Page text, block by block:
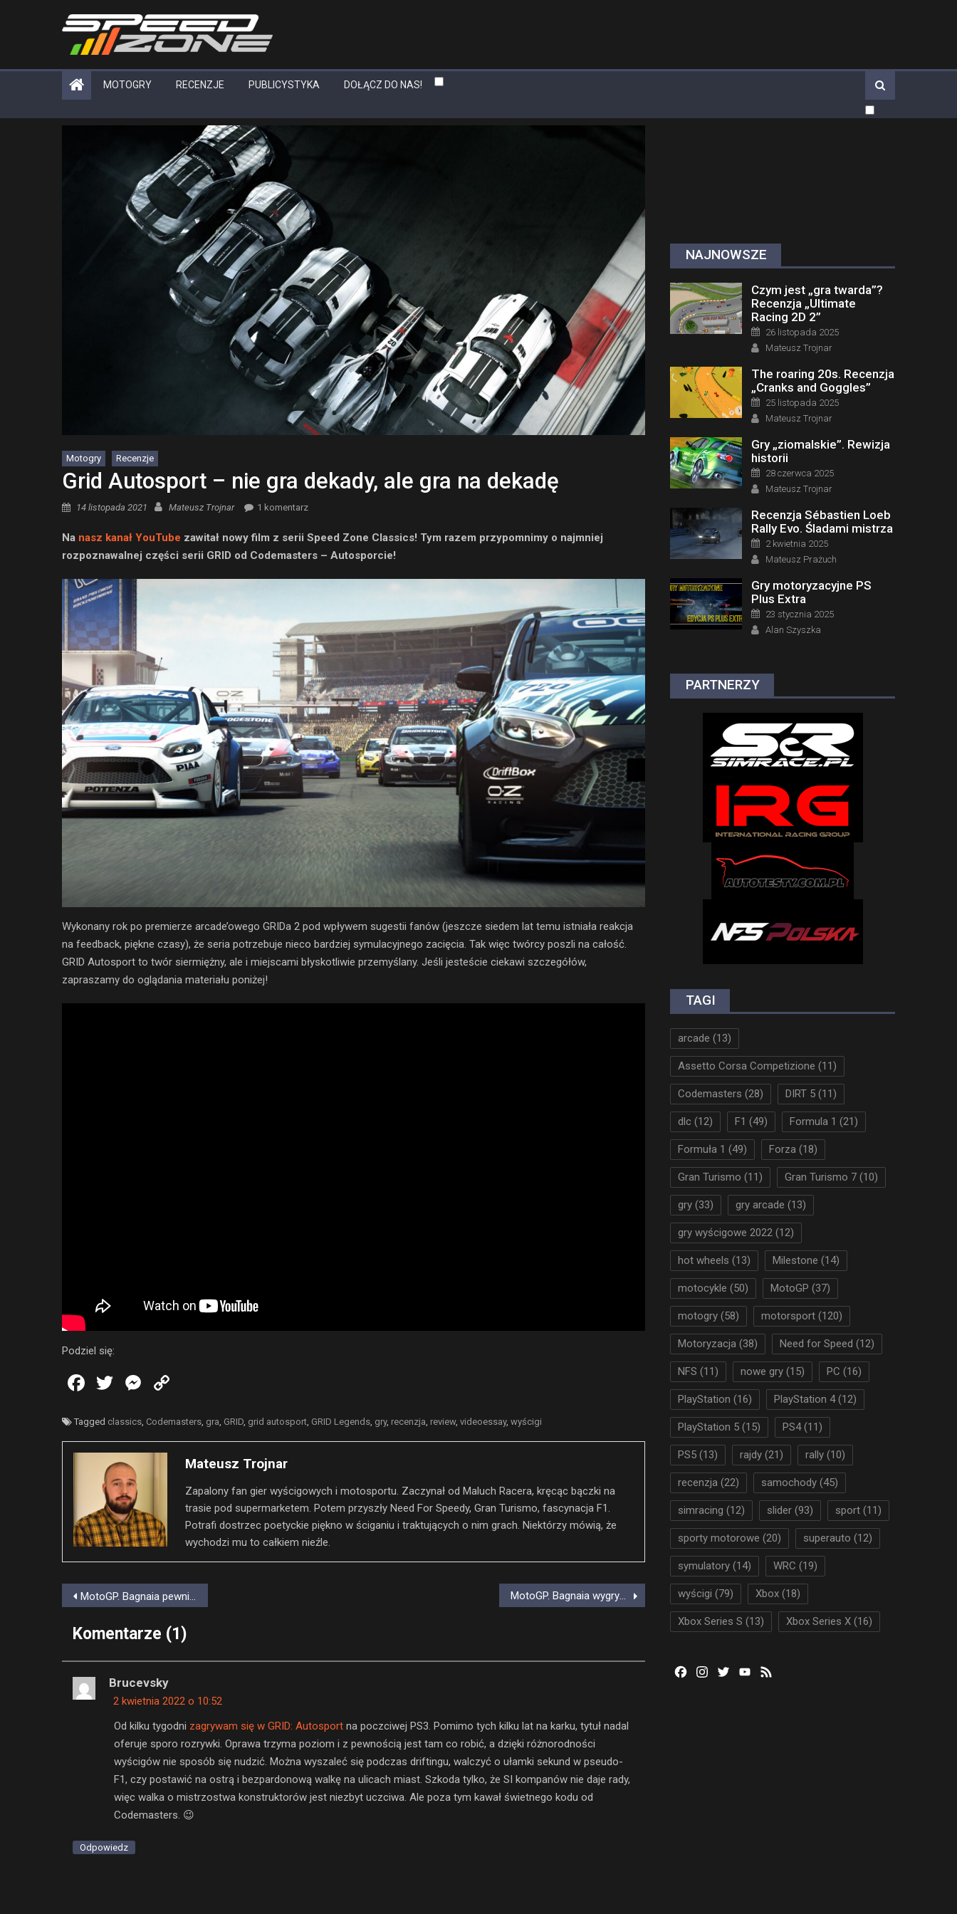
MOTOGRY RECENZJE PUBLICYSTYKA DOŁĄCZ DO NAS!
Motogry Recenzje
Grid Autosport – nie gra dekady, ale gra na dekadę
Posted on
14 listopada 2021 Author
Mateusz Trojnar 1 komentarz
Na nasz kanał YouTube zawitał nowy film z serii Speed Zone Classics! Tym razem przypomnimy o najmniej
rozpoznawalnej części serii GRID od Codemasters – Autosporcie!
Wykonany rok po premierze arcade’owego GRIDa 2 pod wpływem sugestii fanów (jeszcze siedem lat temu istniała reakcja
na feedback, piękne czasy), że seria potrzebuje nieco bardziej symulacyjnego zacięcia. Tak więc twórcy poszli na całość.
GRID Autosport to twór siermiężny, ale i miejscami błyskotliwie przemyślany. Jeśli jesteście ciekawi szczegółów,
zapraszamy do oglądania materiału poniżej!
Podziel się:
Tagged classics, Codemasters, gra, GRID, grid autosport, GRID Legends, gry, recenzja, review, videoessay, wyścigi
Mateusz Trojnar
Zapalony fan gier wyścigowych i motosportu. Zaczynał od Maluch Racera, kręcąc bączki na
trasie pod supermarketem. Potem przyszły Need For Speedy, Gran Turismo, fascynacja F1.
Potrafi dostrzec poetyckie piękno w ściganiu i traktujących o nim grach. Niektórzy mówią, że
wychodzi mu to całkiem nieźle.
Nawigacja
MotoGP. Bagnaia pewnie wygrywa w Portugalii. Ducati mistrzem MotoGP. Bagnaia wygrywa ostatni wyścig sezonu. Rossi kończy pewien etap historii sportu
Komentarze (1)
Brucevsky
2 kwietnia 2022 o 10:52
Od kilku tygodni zagrywam się w GRID: Autosport na poczciwej PS3. Pomimo tych kilku lat na karku, tytuł nadal
oferuje sporo rozrywki. Oprawa trzyma poziom i z pewnością jest tam co robić, a dzięki różnorodności
wyścigów nie sposób się nudzić. Można wyszaleć się podczas driftingu, walczyć o ułamki sekund w pseudo-
F1, czy postawić na ostrą i bezpardonową walkę na ulicach miast. Szkoda tylko, że SI kompanów nie daje rady,
więc walka o mistrzostwa konstruktorów jest niezbyt uczciwa. Ale poza tym kawał świetnego kodu od
Codemasters. 😉
Odpowiedz
NAJNOWSZE
Czym jest „gra twarda”?
Recenzja „Ultimate
Racing 2D 2”
Posted on
26 listopada 2025
Author
Mateusz Trojnar
The roaring 20s. Recenzja
„Cranks and Goggles”
Posted on
25 listopada 2025
Author
Mateusz Trojnar
Gry „ziomalskie”. Rewizja
historii
Posted on
28 czerwca 2025
Author
Mateusz Trojnar
Recenzja Sébastien Loeb
Rally Evo. Śladami mistrza
Posted on
2 kwietnia 2025
Author
Mateusz Prażuch
Gry motoryzacyjne PS
Plus Extra
Posted on
23 stycznia 2025
Author
Alan Szyszka
PARTNERZY
TAGI
arcade (13)
Assetto Corsa Competizione (11)
Codemasters (28) DIRT 5 (11)
dlc (12) F1 (49) Formula 1 (21)
Formuła 1 (49) Forza (18)
Gran Turismo (11) Gran Turismo 7 (10)
gry (33) gry arcade (13)
gry wyścigowe 2022 (12)
hot wheels (13) Milestone (14)
motocykle (50) MotoGP (37)
motogry (58) motorsport (120)
Motoryzacja (38) Need for Speed (12)
NFS (11) nowe gry (15) PC (16)
PlayStation (16) PlayStation 4(12)
PlayStation 5 (15) PS4(11)
PS5 (13) rajdy (21) rally (10)
recenzja (22) samochody (45)
simracing (12) slider (93) sport (11)
sporty motorowe (20) superauto (12)
symulatory (14) WRC (19)
wyścigi (79) Xbox (18)
Xbox Series S (13) Xbox Series X (16)